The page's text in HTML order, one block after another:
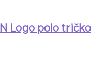
Logo polo tričko